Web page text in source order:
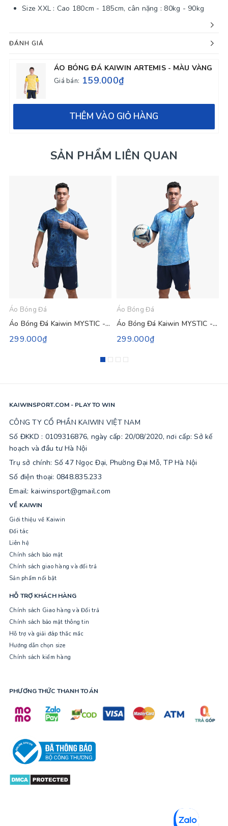
Size XXL : Cao 180cm - 185cm, cân nặng : 80kg - 90kg
ĐÁNH GIÁ
ÁO BÓNG ĐÁ KAIWIN ARTEMIS - MÀU VÀNG
Giá bán: 159.000₫
THÊM VÀO GIỎ HÀNG
SẢN PHẨM LIÊN QUAN
Áo Bóng Đá
Áo Bóng Đá Kaiwin MYSTIC - Màu Xanh Đen
299.000₫
Áo Bóng Đá
Áo Bóng Đá Kaiwin MYSTIC - Màu Xanh Da
299.000₫
KAIWINSPORT.COM - PLAY TO WIN
CÔNG TY CỔ PHẦN KAIWIN VIỆT NAM
Số ĐKKD : 0109316876, ngày cấp: 20/08/2020, nơi cấp: Sở kế
hoạch và đầu tư Hà Nội
Trụ sở chính: Số 47 Ngọc Đại, Phường Đại Mỗ, TP Hà Nội
Số điện thoại: 0848.835.233
Email: kaiwinsport@gmail.com
VỀ KAIWIN
Giới thiệu về Kaiwin
Đối tác
Liên hệ
Chính sách bảo mật
Chính sách giao hàng và đổi trả
Sản phẩm nổi bật
HỖ TRỢ KHÁCH HÀNG
Chính sách Giao hàng và Đổi trả
Chính sách bảo mật thông tin
Hỗ trợ và giải đáp thắc mắc
Hướng dẫn chọn size
Chính sách kiểm hàng
PHƯƠNG THỨC THANH TOÁN